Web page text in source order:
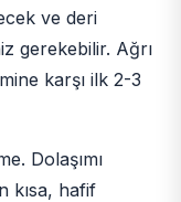
ve deri
gerekebilir. Ağrı
karşı ilk 2-3
Dolaşımı
kısa, hafif